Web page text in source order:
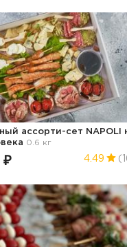
ассорти-сет NAPOLI
0.6 кг
₽ 4.49